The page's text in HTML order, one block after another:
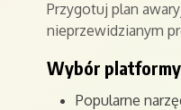
Przygotuj plan
nieprzewidzianym
Wybór platformy
Popularne